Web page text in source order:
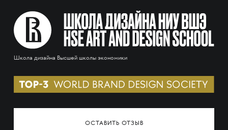
Школа дизайна Высшей школы экономики
ОСТАВИТЬ ОТЗЫВ